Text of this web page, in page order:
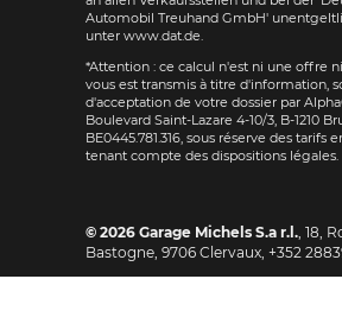
Automobil Treuhand GmbH'
unter www.dat.de.
*Attention : ce calcul n'est ni une offre
vous est transmis à titre d'information,
d'acceptation de votre dossier par
Boulevard Saint-Lazare 4-10/3, B-1210
BE0445.781.316, sous réserve des tarifs
tenant compte des dispositions légales.
© 2026 Garage Michels S.a r.l., 18,
Bastogne, 9706 Clervaux, +352